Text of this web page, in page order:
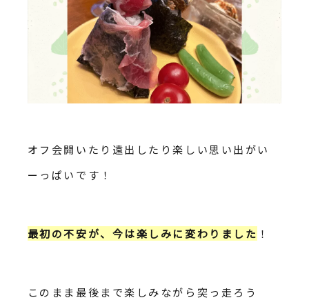
オフ会開いたり遠出したり楽しい思い出がい
ーっぱいです！
最初の不安が、今は楽しみに変わりました ！
このまま最後まで楽しみながら突っ走ろう